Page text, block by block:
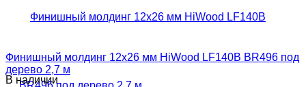
Финишный молдинг 12х26 мм HiWood LF140B BR496 под
дерево 2,7 м
В наличии